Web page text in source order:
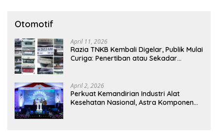
Otomotif
April 11, 2026
Razia TNKB Kembali Digelar, Publik Mulai
Curiga: Penertiban atau Sekadar
April 2, 2026
Perkuat Kemandirian Industri Alat
Kesehatan Nasional, Astra Komponen